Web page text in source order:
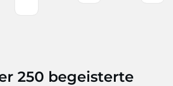
250 begeisterte